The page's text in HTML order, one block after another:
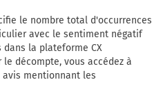
le nombre total d'occurrences
avec le sentiment négatif
la plateforme CX
décompte, vous accédez à
mentionnant les